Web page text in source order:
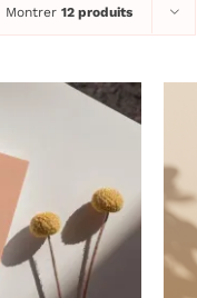
Montrer 12 produits